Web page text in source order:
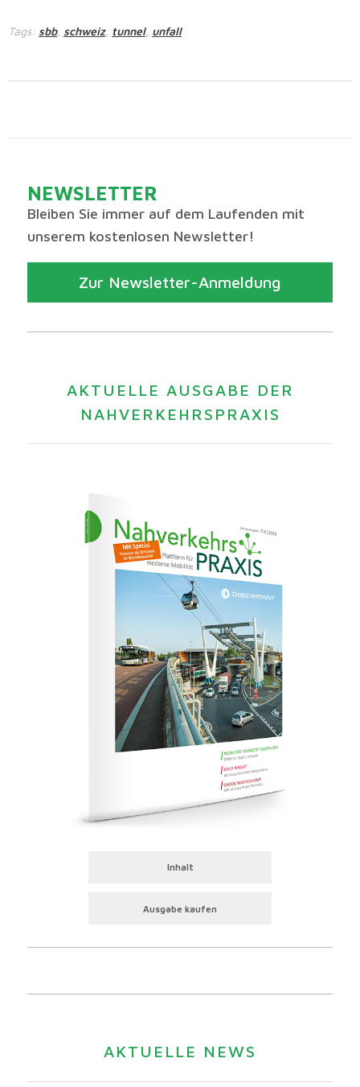
Tags: sbb, schweiz, tunnel, unfall
NEWSLETTER
Bleiben Sie immer auf dem Laufenden mit
unserem kostenlosen Newsletter!
Zur Newsletter-Anmeldung
AKTUELLE AUSGABE DER
NAHVERKEHRSPRAXIS
Inhalt
Ausgabe kaufen
AKTUELLE NEWS